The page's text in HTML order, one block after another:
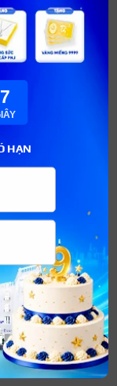
của em bé.
thoa nhẹ lên
son thì màu
màu môi em
HẠN
5